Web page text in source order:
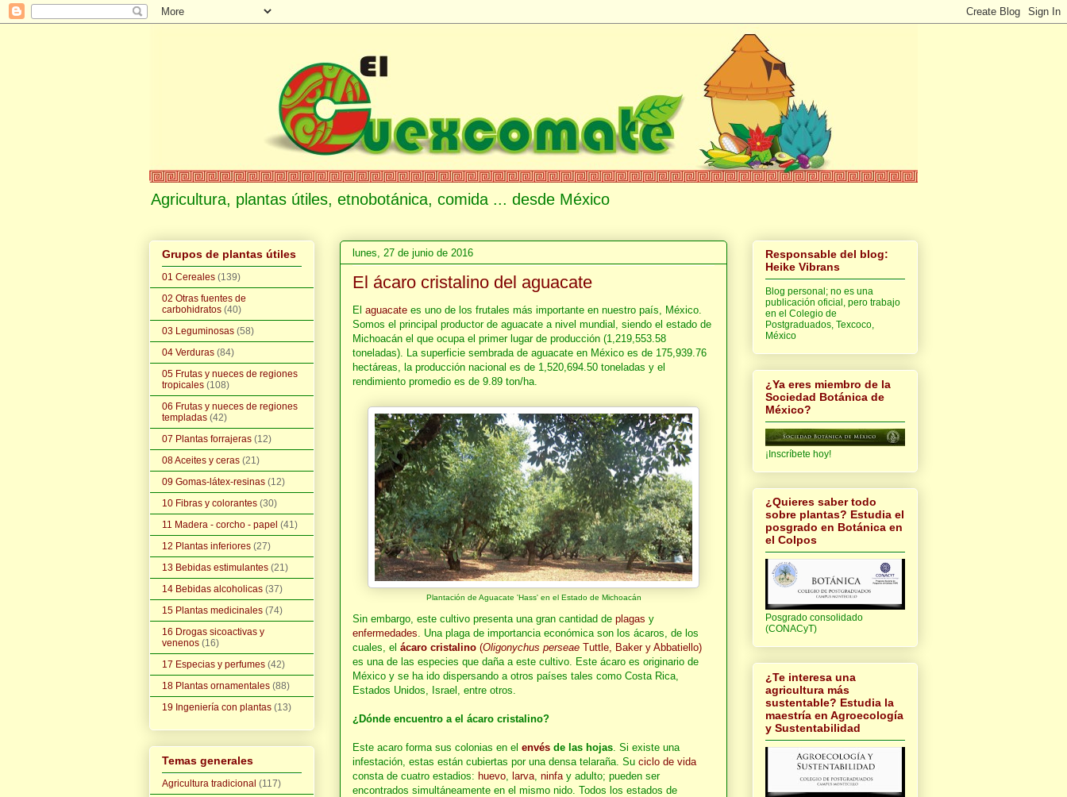
Agricultura, plantas útiles, etnobotánica, comida ... desde México
lunes, 27 de junio de 2016
El ácaro cristalino del aguacate
El aguacate es uno de los frutales más importante en nuestro país, México.
Somos el principal productor de aguacate a nivel mundial, siendo el estado de
Michoacán el que ocupa el primer lugar de producción (1,219,553.58
toneladas). La superficie sembrada de aguacate en México es de 175,939.76
hectáreas, la producción nacional es de 1,520,694.50 toneladas y el
rendimiento promedio es de 9.89 ton/ha.
Plantación de Aguacate 'Hass' en el Estado de Michoacán
Sin embargo, este cultivo presenta una gran cantidad de plagas y
enfermedades . Una plaga de importancia económica son los ácaros, de los
cuales, el ácaro cristalino (Oligonychus perseae Tuttle, Baker y Abbatiello)
es una de las especies que daña a este cultivo. Este ácaro es originario de
México y se ha ido dispersando a otros países tales como Costa Rica,
Estados Unidos, Israel, entre otros.
¿Dónde encuentro a el ácaro cristalino?
Este acaro forma sus colonias en el envés de las hojas . Si existe una
infestación, estas están cubiertas por una densa telaraña. Su ciclo de vida
consta de cuatro estadios: huevo larva ninfa y adulto; pueden ser
encontrados simultáneamente en el mismo nido. Todos los estados de
Grupos de plantas útiles
01 Cereales (139)
02 Otras fuentes de
carbohidratos (40)
03 Leguminosas (58)
04 Verduras (84)
05 Frutas y nueces de regiones
tropicales (108)
06 Frutas y nueces de regiones
templadas (42)
07 Plantas forrajeras (12)
08 Aceites y ceras (21)
09 Gomas-látex-resinas (12)
10 Fibras y colorantes (30)
11 Madera - corcho - papel (41)
12 Plantas inferiores (27)
13 Bebidas estimulantes (21)
14 Bebidas alcoholicas (37)
15 Plantas medicinales (74)
16 Drogas sicoactivas y
venenos (16)
17 Especias y perfumes (42)
18 Plantas ornamentales (88)
19 Ingeniería con plantas (13)
Temas generales
Agricultura tradicional (117)
Responsable del blog:
Heike Vibrans
Blog personal; no es una
publicación oficial, pero trabajo
en el Colegio de
Postgraduados, Texcoco,
México
¿Ya eres miembro de la
Sociedad Botánica de
México?
¡Inscríbete hoy!
¿Quieres saber todo
sobre plantas? Estudia el
posgrado en Botánica en
el Colpos
Posgrado consolidado
(CONACyT)
¿Te interesa una
agricultura más
sustentable? Estudia la
maestría en Agroecología
y Sustentabilidad